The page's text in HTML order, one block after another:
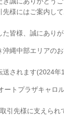
様にはご案内して
皆様、誠にありが
沖縄中部エリアの
されます(2024年
ートプラザキャロ
引先様に支えられ